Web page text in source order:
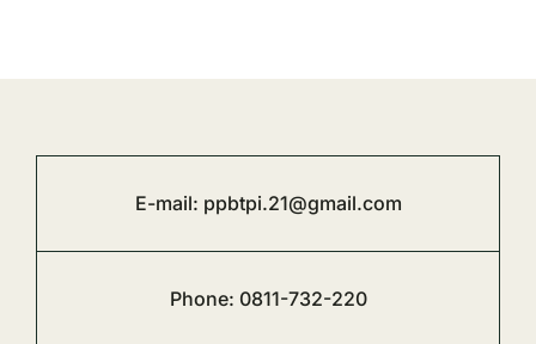
E-mail: ppbtpi.21@gmail.com
Phone: 0811-732-220